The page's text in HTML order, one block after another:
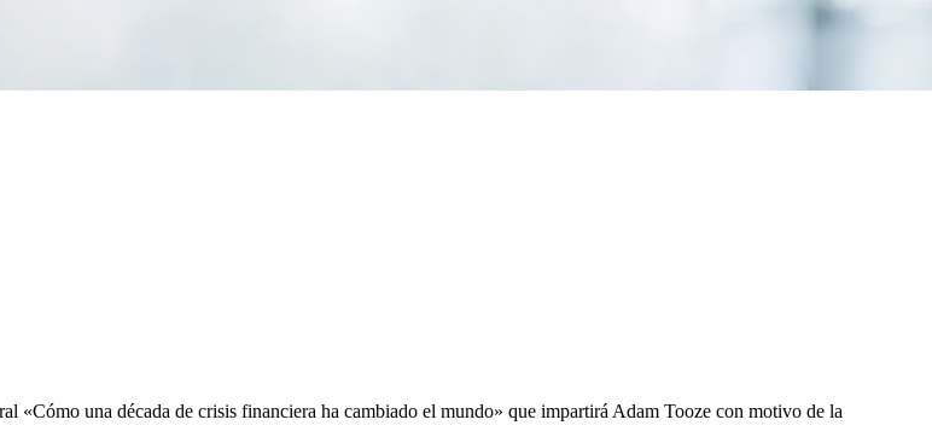
una década de crisis financiera ha cambiado el mundo» que impartirá Adam Tooze con motivo de la